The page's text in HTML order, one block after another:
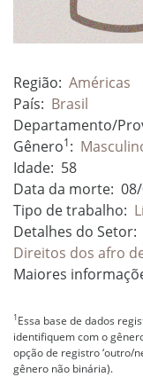
Região: Américas
País: Brasil
Departamento/
Gênero1:
Idade: 58
Data da morte:
Tipo de trabalho:
Detalhes do Setor:
Direitos dos afro
Maiores
1Essa base de dados
identifiquem com o
opção de registro ‘outro/
gênero não binária).